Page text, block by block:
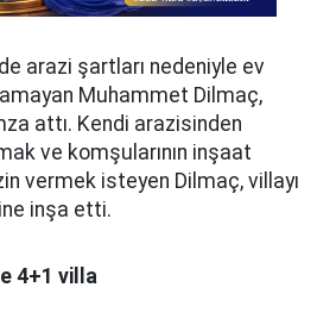
arazi şartları nedeniyle ev
Muhammet Dilmaç,
attı. Kendi arazisinden
ve komşularının inşaat
vermek isteyen Dilmaç, villayı
inşa etti.
4+1 villa